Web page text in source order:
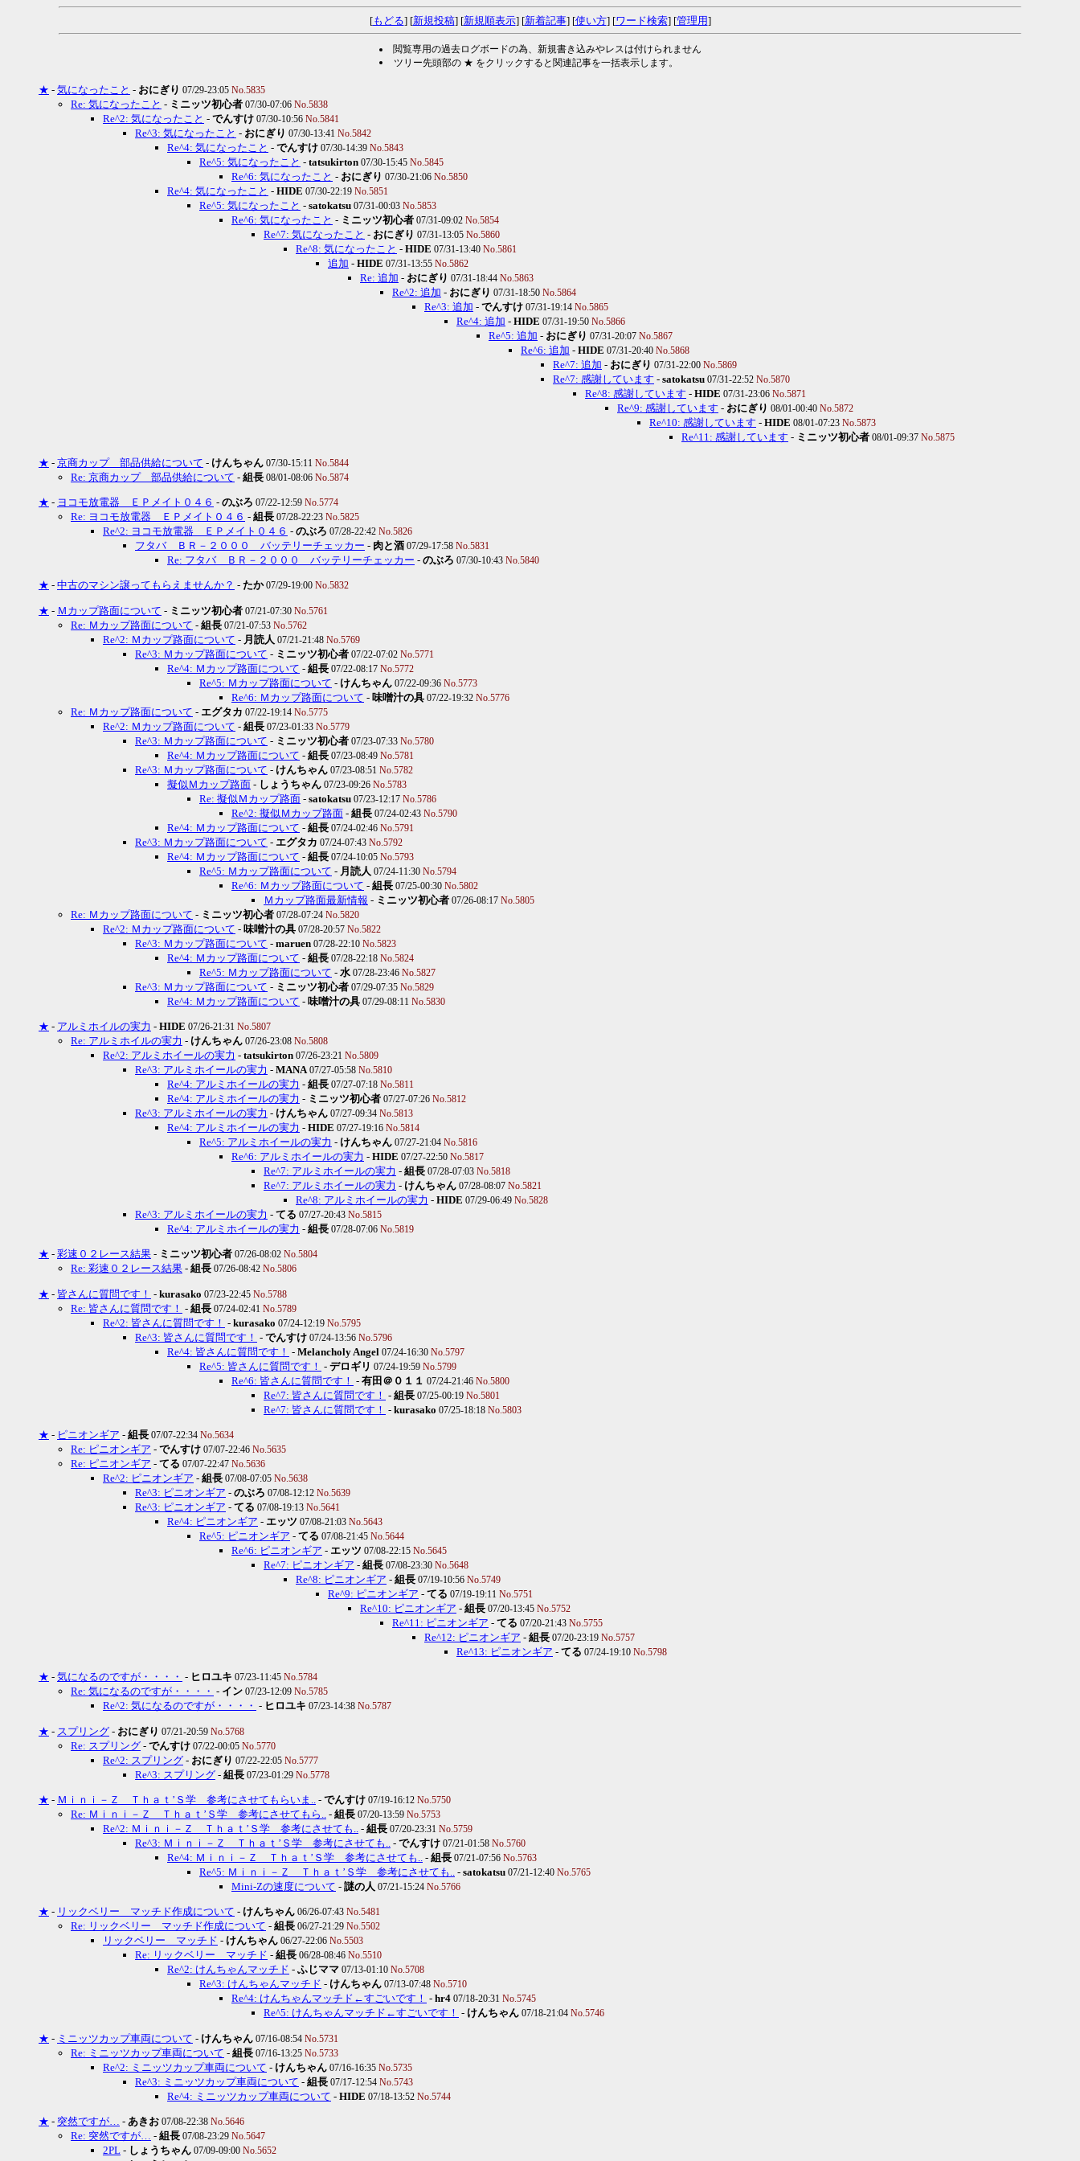
[もどる] [新規投稿] [新規順表示] [新着記事] [使い方] [ワード検索] [管理用]
閲覧専用の過去ログボードの為、新規書き込みやレスは付けられません
ツリー先頭部の ★ をクリックすると関連記事を一括表示します。
★ - 気になったこと - おにぎり 07/29-23:05 No.5835
Re: 気になったこと - ミニッツ初心者 07/30-07:06 No.5838
Re^2: 気になったこと - でんすけ 07/30-10:56 No.5841
Re^3: 気になったこと - おにぎり 07/30-13:41 No.5842
Re^4: 気になったこと - でんすけ 07/30-14:39 No.5843
Re^5: 気になったこと - tatsukirton 07/30-15:45 No.5845
Re^6: 気になったこと - おにぎり 07/30-21:06 No.5850
Re^4: 気になったこと - HIDE 07/30-22:19 No.5851
Re^5: 気になったこと - satokatsu 07/31-00:03 No.5853
Re^6: 気になったこと - ミニッツ初心者 07/31-09:02 No.5854
Re^7: 気になったこと - おにぎり 07/31-13:05 No.5860
Re^8: 気になったこと - HIDE 07/31-13:40 No.5861
追加 - HIDE 07/31-13:55 No.5862
Re: 追加 - おにぎり 07/31-18:44 No.5863
Re^2: 追加 - おにぎり 07/31-18:50 No.5864
Re^3: 追加 - でんすけ 07/31-19:14 No.5865
Re^4: 追加 - HIDE 07/31-19:50 No.5866
Re^5: 追加 - おにぎり 07/31-20:07 No.5867
Re^6: 追加 - HIDE 07/31-20:40 No.5868
Re^7: 追加 - おにぎり 07/31-22:00 No.5869
Re^7: 感謝しています - satokatsu 07/31-22:52 No.5870
Re^8: 感謝しています - HIDE 07/31-23:06 No.5871
Re^9: 感謝しています - おにぎり 08/01-00:40 No.5872
Re^10: 感謝しています - HIDE 08/01-07:23 No.5873
Re^11: 感謝しています - ミニッツ初心者 08/01-09:37 No.5875
★ - 京商カップ 部品供給について - けんちゃん 07/30-15:11 No.5844
Re: 京商カップ 部品供給について - 組長 08/01-08:06 No.5874
★ - ヨコモ放電器 ＥＰメイト０４６ - のぶろ 07/22-12:59 No.5774
Re: ヨコモ放電器 ＥＰメイト０４６ - 組長 07/28-22:23 No.5825
Re^2: ヨコモ放電器 ＥＰメイト０４６ - のぶろ 07/28-22:42 No.5826
フタバ ＢＲ－２０００ バッテリーチェッカー - 肉と酒 07/29-17:58 No.5831
Re: フタバ ＢＲ－２０００ バッテリーチェッカー - のぶろ 07/30-10:43 No.5840
★ - 中古のマシン譲ってもらえませんか？ - たか 07/29-19:00 No.5832
★ - Ｍカップ路面について - ミニッツ初心者 07/21-07:30 No.5761
Re: Ｍカップ路面について - 組長 07/21-07:53 No.5762
Re^2: Ｍカップ路面について - 月読人 07/21-21:48 No.5769
Re^3: Ｍカップ路面について - ミニッツ初心者 07/22-07:02 No.5771
Re^4: Ｍカップ路面について - 組長 07/22-08:17 No.5772
Re^5: Ｍカップ路面について - けんちゃん 07/22-09:36 No.5773
Re^6: Ｍカップ路面について - 味噌汁の具 07/22-19:32 No.5776
Re: Ｍカップ路面について - エグタカ 07/22-19:14 No.5775
Re^2: Ｍカップ路面について - 組長 07/23-01:33 No.5779
Re^3: Ｍカップ路面について - ミニッツ初心者 07/23-07:33 No.5780
Re^4: Ｍカップ路面について - 組長 07/23-08:49 No.5781
Re^3: Ｍカップ路面について - けんちゃん 07/23-08:51 No.5782
擬似Ｍカップ路面 - しょうちゃん 07/23-09:26 No.5783
Re: 擬似Ｍカップ路面 - satokatsu 07/23-12:17 No.5786
Re^2: 擬似Ｍカップ路面 - 組長 07/24-02:43 No.5790
Re^4: Ｍカップ路面について - 組長 07/24-02:46 No.5791
Re^3: Ｍカップ路面について - エグタカ 07/24-07:43 No.5792
Re^4: Ｍカップ路面について - 組長 07/24-10:05 No.5793
Re^5: Ｍカップ路面について - 月読人 07/24-11:30 No.5794
Re^6: Ｍカップ路面について - 組長 07/25-00:30 No.5802
Ｍカップ路面最新情報 - ミニッツ初心者 07/26-08:17 No.5805
Re: Ｍカップ路面について - ミニッツ初心者 07/28-07:24 No.5820
Re^2: Ｍカップ路面について - 味噌汁の具 07/28-20:57 No.5822
Re^3: Ｍカップ路面について - maruen 07/28-22:10 No.5823
Re^4: Ｍカップ路面について - 組長 07/28-22:18 No.5824
Re^5: Ｍカップ路面について - 水 07/28-23:46 No.5827
Re^3: Ｍカップ路面について - ミニッツ初心者 07/29-07:35 No.5829
Re^4: Ｍカップ路面について - 味噌汁の具 07/29-08:11 No.5830
★ - アルミホイルの実力 - HIDE 07/26-21:31 No.5807
Re: アルミホイルの実力 - けんちゃん 07/26-23:08 No.5808
Re^2: アルミホイールの実力 - tatsukirton 07/26-23:21 No.5809
Re^3: アルミホイールの実力 - MANA 07/27-05:58 No.5810
Re^4: アルミホイールの実力 - 組長 07/27-07:18 No.5811
Re^4: アルミホイールの実力 - ミニッツ初心者 07/27-07:26 No.5812
Re^3: アルミホイールの実力 - けんちゃん 07/27-09:34 No.5813
Re^4: アルミホイールの実力 - HIDE 07/27-19:16 No.5814
Re^5: アルミホイールの実力 - けんちゃん 07/27-21:04 No.5816
Re^6: アルミホイールの実力 - HIDE 07/27-22:50 No.5817
Re^7: アルミホイールの実力 - 組長 07/28-07:03 No.5818
Re^7: アルミホイールの実力 - けんちゃん 07/28-08:07 No.5821
Re^8: アルミホイールの実力 - HIDE 07/29-06:49 No.5828
Re^3: アルミホイールの実力 - てる 07/27-20:43 No.5815
Re^4: アルミホイールの実力 - 組長 07/28-07:06 No.5819
★ - 彩速０２レース結果 - ミニッツ初心者 07/26-08:02 No.5804
Re: 彩速０２レース結果 - 組長 07/26-08:42 No.5806
★ - 皆さんに質問です！ - kurasako 07/23-22:45 No.5788
Re: 皆さんに質問です！ - 組長 07/24-02:41 No.5789
Re^2: 皆さんに質問です！ - kurasako 07/24-12:19 No.5795
Re^3: 皆さんに質問です！ - でんすけ 07/24-13:56 No.5796
Re^4: 皆さんに質問です！ - Melancholy Angel 07/24-16:30 No.5797
Re^5: 皆さんに質問です！ - デロギリ 07/24-19:59 No.5799
Re^6: 皆さんに質問です！ - 有田＠０１１ 07/24-21:46 No.5800
Re^7: 皆さんに質問です！ - 組長 07/25-00:19 No.5801
Re^7: 皆さんに質問です！ - kurasako 07/25-18:18 No.5803
★ - ピニオンギア - 組長 07/07-22:34 No.5634
Re: ピニオンギア - でんすけ 07/07-22:46 No.5635
Re: ピニオンギア - てる 07/07-22:47 No.5636
Re^2: ピニオンギア - 組長 07/08-07:05 No.5638
Re^3: ピニオンギア - のぶろ 07/08-12:12 No.5639
Re^3: ピニオンギア - てる 07/08-19:13 No.5641
Re^4: ピニオンギア - エッツ 07/08-21:03 No.5643
Re^5: ピニオンギア - てる 07/08-21:45 No.5644
Re^6: ピニオンギア - エッツ 07/08-22:15 No.5645
Re^7: ピニオンギア - 組長 07/08-23:30 No.5648
Re^8: ピニオンギア - 組長 07/19-10:56 No.5749
Re^9: ピニオンギア - てる 07/19-19:11 No.5751
Re^10: ピニオンギア - 組長 07/20-13:45 No.5752
Re^11: ピニオンギア - てる 07/20-21:43 No.5755
Re^12: ピニオンギア - 組長 07/20-23:19 No.5757
Re^13: ピニオンギア - てる 07/24-19:10 No.5798
★ - 気になるのですが・・・・ - ヒロユキ 07/23-11:45 No.5784
Re: 気になるのですが・・・・ - イン 07/23-12:09 No.5785
Re^2: 気になるのですが・・・・ - ヒロユキ 07/23-14:38 No.5787
★ - スプリング - おにぎり 07/21-20:59 No.5768
Re: スプリング - でんすけ 07/22-00:05 No.5770
Re^2: スプリング - おにぎり 07/22-22:05 No.5777
Re^3: スプリング - 組長 07/23-01:29 No.5778
★ - Ｍｉｎｉ－Ｚ Ｔｈａｔ’Ｓ学 参考にさせてもらいま.. - でんすけ 07/19-16:12 No.5750
Re: Ｍｉｎｉ－Ｚ Ｔｈａｔ’Ｓ学 参考にさせてもら.. - 組長 07/20-13:59 No.5753
Re^2: Ｍｉｎｉ－Ｚ Ｔｈａｔ’Ｓ学 参考にさせても.. - 組長 07/20-23:31 No.5759
Re^3: Ｍｉｎｉ－Ｚ Ｔｈａｔ’Ｓ学 参考にさせても.. - でんすけ 07/21-01:58 No.5760
Re^4: Ｍｉｎｉ－Ｚ Ｔｈａｔ’Ｓ学 参考にさせても.. - 組長 07/21-07:56 No.5763
Re^5: Ｍｉｎｉ－Ｚ Ｔｈａｔ’Ｓ学 参考にさせても.. - satokatsu 07/21-12:40 No.5765
Mini-Zの速度について - 謎の人 07/21-15:24 No.5766
★ - リックベリー マッチド作成について - けんちゃん 06/26-07:43 No.5481
Re: リックベリー マッチド作成について - 組長 06/27-21:29 No.5502
リックベリー マッチド - けんちゃん 06/27-22:06 No.5503
Re: リックベリー マッチド - 組長 06/28-08:46 No.5510
Re^2: けんちゃんマッチド - ふじママ 07/13-01:10 No.5708
Re^3: けんちゃんマッチド - けんちゃん 07/13-07:48 No.5710
Re^4: けんちゃんマッチド←すごいです！ - hr4 07/18-20:31 No.5745
Re^5: けんちゃんマッチド←すごいです！ - けんちゃん 07/18-21:04 No.5746
★ - ミニッツカップ車両について - けんちゃん 07/16-08:54 No.5731
Re: ミニッツカップ車両について - 組長 07/16-13:25 No.5733
Re^2: ミニッツカップ車両について - けんちゃん 07/16-16:35 No.5735
Re^3: ミニッツカップ車両について - 組長 07/17-12:54 No.5743
Re^4: ミニッツカップ車両について - HIDE 07/18-13:52 No.5744
★ - 突然ですが… - あきお 07/08-22:38 No.5646
Re: 突然ですが… - 組長 07/08-23:29 No.5647
2PL - しょうちゃん 07/09-09:00 No.5652